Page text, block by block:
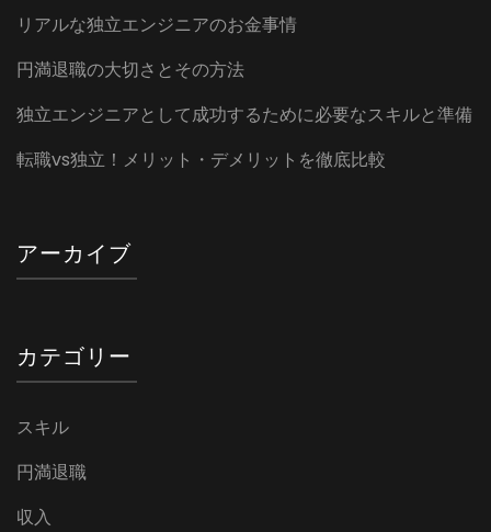
リアルな独立エンジニアのお金事情
円満退職の大切さとその方法
独立エンジニアとして成功するために必要なスキルと準備
転職vs独立！メリット・デメリットを徹底比較
アーカイブ
カテゴリー
スキル
円満退職
収入